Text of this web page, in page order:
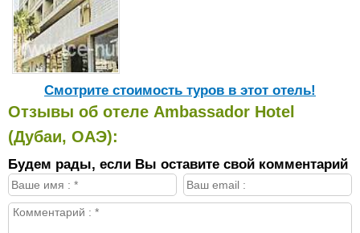
Cмотрите стоимость туров в этот отель!
Отзывы об отеле Ambassador Hotel
(Дубаи, ОАЭ):
Будем рады, если Вы оставите свой комментарий